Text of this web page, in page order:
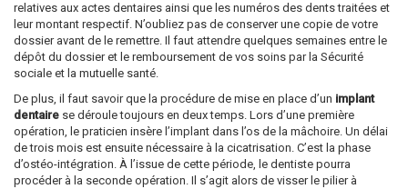
relatives aux actes dentaires ainsi que les numéros des dents traitées et
leur montant respectif. N’oubliez pas de conserver une copie de votre
dossier avant de le remettre. Il faut attendre quelques semaines entre le
dépôt du dossier et le remboursement de vos soins par la Sécurité
sociale et la mutuelle santé.
De plus, il faut savoir que la procédure de mise en place d’un implant
dentaire se déroule toujours en deux temps. Lors d’une première
opération, le praticien insère l’implant dans l’os de la mâchoire. Un délai
de trois mois est ensuite nécessaire à la cicatrisation. C’est la phase
d’ostéo-intégration. À l’issue de cette période, le dentiste pourra
procéder à la seconde opération. Il s’agit alors de visser le pilier à